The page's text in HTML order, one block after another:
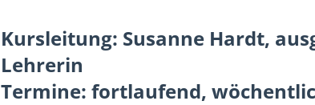
Kursleitung: Susanne Hardt,
Lehrerin
Termine: fortlaufend,